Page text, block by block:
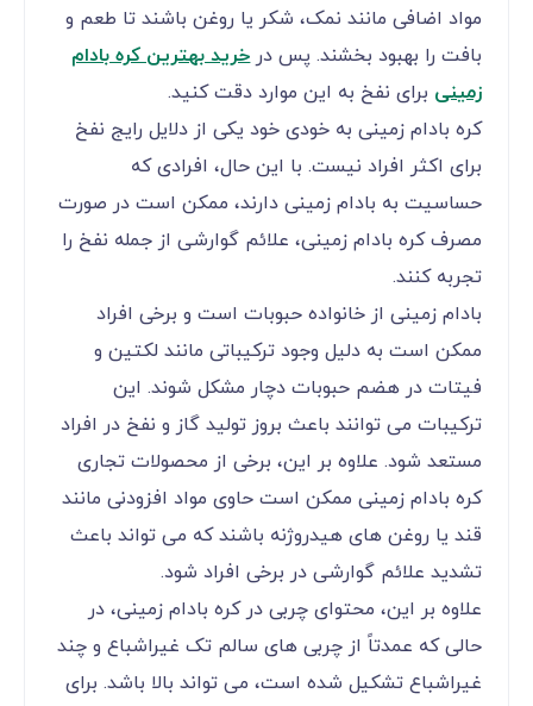
مواد اضافی مانند نمک، شکر یا روغن باشند تا طعم و
بافت را بهبود بخشند. پس درخرید بهترین کره بادام
زمینی برای نفخ به این موارد دقت کنید.
کره بادام زمینی به خودی خود یکی از دلایل رایج نفخ
برای اکثر افراد نیست. با این حال، افرادی که
حساسیت به بادام زمینی دارند، ممکن است در صورت
مصرف کره بادام زمینی، علائم گوارشی از جمله نفخ را
تجربه کنند.
بادام زمینی از خانواده حبوبات است و برخی افراد
ممکن است به دلیل وجود ترکیباتی مانند لکتین و
فیتات در هضم حبوبات دچار مشکل شوند. این
ترکیبات می توانند باعث بروز تولید گاز و نفخ در افراد
مستعد شود. علاوه بر این، برخی از محصولات تجاری
کره بادام زمینی ممکن است حاوی مواد افزودنی مانند
قند یا روغن های هیدروژنه باشند که می تواند باعث
تشدید علائم گوارشی در برخی افراد شود.
علاوه بر این، محتوای چربی در کره بادام زمینی، در
حالی که عمدتاً از چربی های سالم تک غیراشباع و چند
غیراشباع تشکیل شده است، می تواند بالا باشد. برای